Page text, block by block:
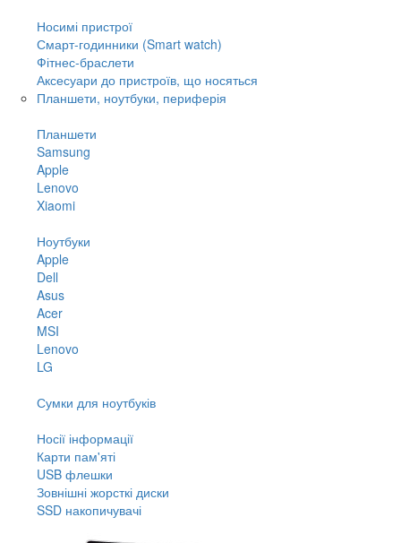
Носимі пристрої
Смарт-годинники (Smart watch)
Фітнес-браслети
Аксесуари до пристроїв, що носяться
Планшети, ноутбуки, периферія
Планшети
Samsung
Apple
Lenovo
Xiaomi
Ноутбуки
Apple
Dell
Asus
Acer
MSI
Lenovo
LG
Сумки для ноутбуків
Носії інформації
Карти пам'яті
USB флешки
Зовнішні жорсткі диски
SSD накопичувачі